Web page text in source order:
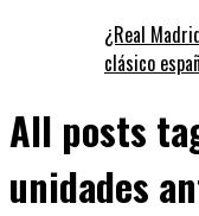
¿Real
clásico
All posts
unidades